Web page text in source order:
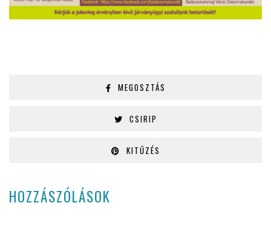
MEGOSZTÁS
CSIRIP
KITŰZÉS
HOZZÁSZÓLÁSOK